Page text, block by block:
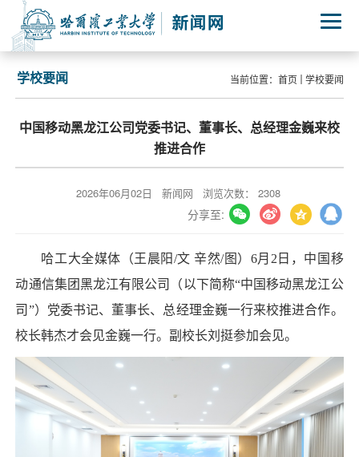
当前位置： 首页 学校要闻
学校要闻
中国移动黑龙江公司党委书记、董事长、总经理金巍来校
推进合作
2026年06月02日 新闻网 浏览次数： 2308
分享至:
哈工大全媒体（王晨阳/文 辛然/图）6月2日，中国移
动通信集团黑龙江有限公司（以下简称“中国移动黑龙江公
司”）党委书记、董事长、总经理金巍一行来校推进合作。
校长韩杰才会见金巍一行。副校长刘挺参加会见。